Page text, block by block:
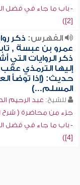
- باب ما جاء في فضل
[2])
الفهرس: ذكر
عمرو بن عبسة ,
ذكر الروايات التي
إليها الترمذي عقب
حديث: (إذا توضأ
المسلم...)
للشيخ: عبد الرحيم
جزء من محاضرة ( شرح
- باب ما جاء في فضل
[4])